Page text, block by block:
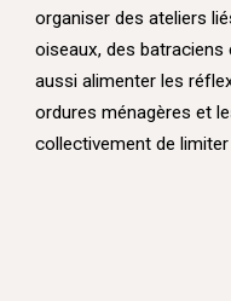
organiser des ateliers
oiseaux, des
aussi alimenter les
ordures ménagères et
collectivement de